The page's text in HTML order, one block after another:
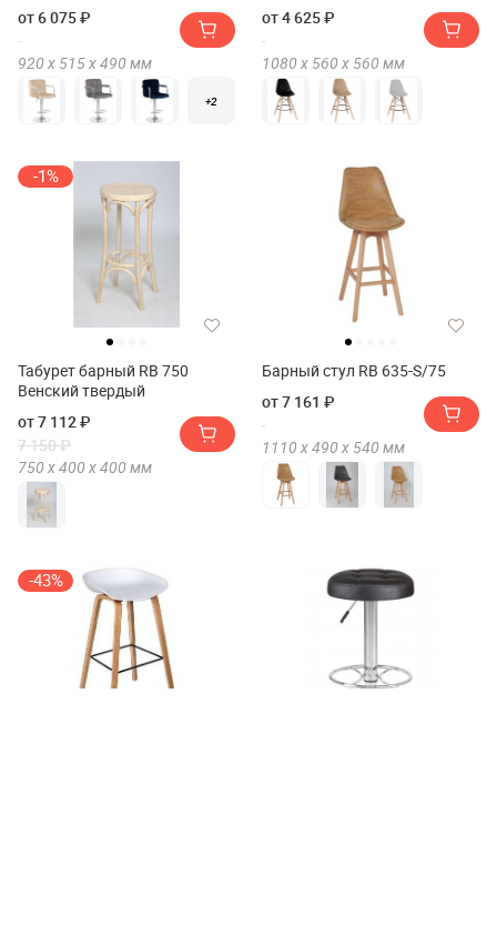
от 6 075 ₽
920 х 515 х490 мм
+2
от 4 625 ₽
1080 х 560 х 560 мм
-1%
Табурет барный RB 750
Венский твердый
от 7 112 ₽
7 150 ₽
750 х400 х400 мм
Барный стул RB 635-S/75
от 7 161 ₽
1110 х490 х 540 мм
-43%